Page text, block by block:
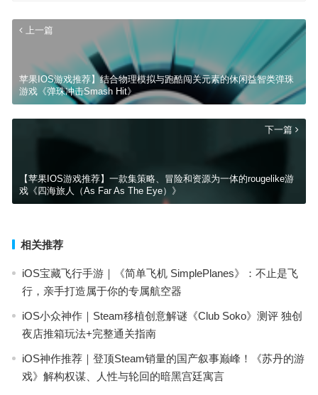
上一篇
苹果IOS游戏推荐】结合物理模拟与跑酷闯关元素的休闲益智类弹珠
游戏《弹珠冲击Smash Hit》
下一篇
【苹果IOS游戏推荐】一款集策略、冒险和资源为一体的rougelike游
戏《四海旅人（As Far As The Eye）》
相关推荐
iOS宝藏飞行手游｜《简单飞机 SimplePlanes》：不止是飞
行，亲手打造属于你的专属航空器
iOS小众神作｜Steam移植创意解谜《Club Soko》测评 独创
夜店推箱玩法+完整通关指南
iOS神作推荐｜登顶Steam销量的国产叙事巅峰！《苏丹的游
戏》解构权谋、人性与轮回的暗黑宫廷寓言